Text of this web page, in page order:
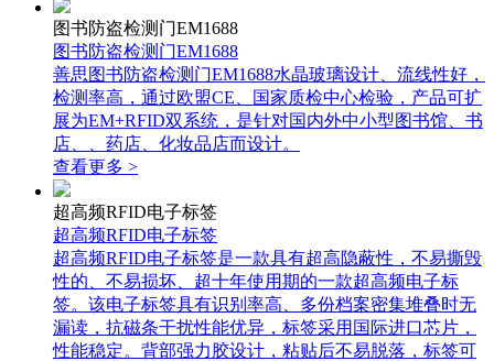
图书防盗检测门EM1688
图书防盗检测门EM1688
善思图书防盗检测门EM1688水晶玻璃设计、流线性好，
检测率高，通过欧盟CE、国家质检中心检验，产品可扩
展为EM+RFID双系统，是针对国内外中小型图书馆、书
店、、药店、化妆品店而设计。
查看更多 >
超高频RFID电子标签
超高频RFID电子标签
超高频RFID电子标签是一款具有超高隐蔽性，不易撕毁
性的、不易损坏、超十年使用期的一款超高频电子标
签。该电子标签具有识别率高、多份档案密集堆叠时无
漏读，抗磁条干扰性能优异，标签采用国际进口芯片，
性能稳定。背部强力胶设计，粘贴后不易脱落，标签可